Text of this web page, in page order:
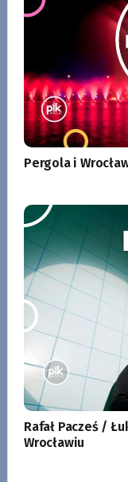
Pergola i
Rafał Pacześ /
Wrocławiu